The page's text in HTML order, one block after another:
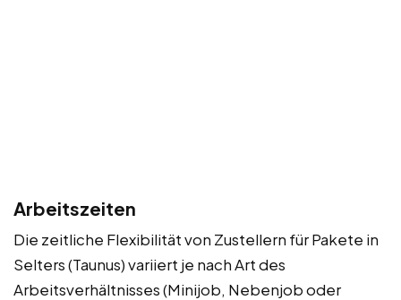
Arbeitszeiten
Die zeitliche Flexibilität von Zustellern für Pakete in
Selters (Taunus) variiert je nach Art des
Arbeitsverhältnisses (Minijob, Nebenjob oder